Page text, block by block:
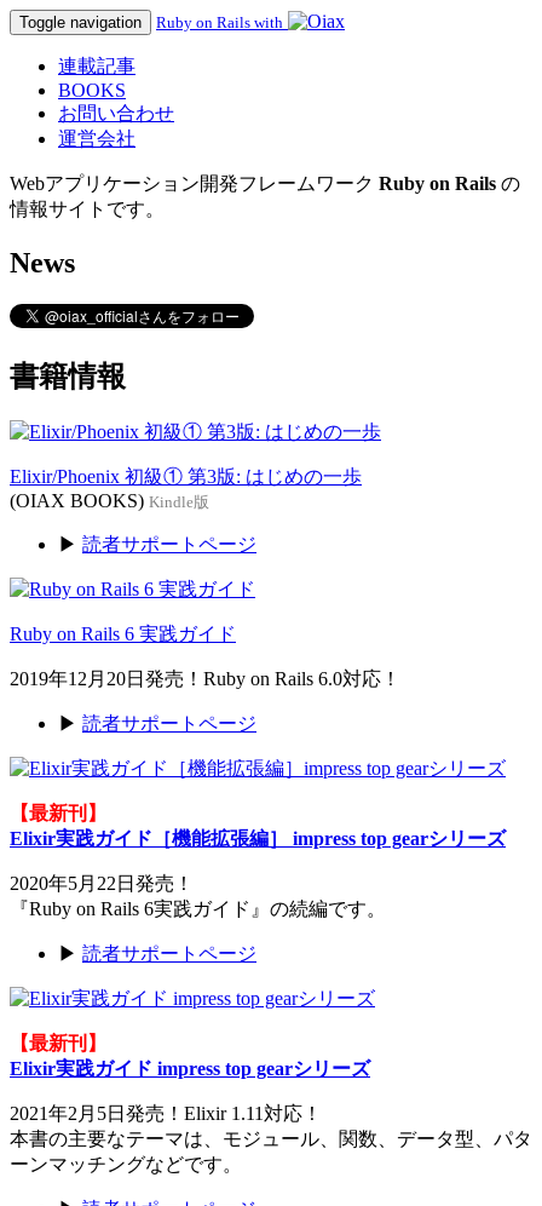
Toggle navigation Ruby on Rails with
連載記事
BOOKS
お問い合わせ
運営会社
Webアプリケーション開発フレームワーク Ruby on Rails の
情報サイトです。
News
書籍情報
Elixir/Phoenix 初級① 第3版: はじめの一歩
(OIAX BOOKS) Kindle版
▶ 読者サポートページ
Ruby on Rails 6 実践ガイド
2019年12月20日発売！Ruby on Rails 6.0対応！
▶ 読者サポートページ
【最新刊】
Elixir実践ガイド［機能拡張編］ impress top gearシリーズ
2020年5月22日発売！
『Ruby on Rails 6実践ガイド』の続編です。
▶ 読者サポートページ
【最新刊】
Elixir実践ガイド impress top gearシリーズ
2021年2月5日発売！Elixir 1.11対応！
本書の主要なテーマは、モジュール、関数、データ型、パタ
ーンマッチングなどです。